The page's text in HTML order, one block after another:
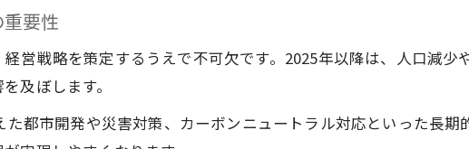
建設投資額推移グラフの使い方と分析視点
建設投資見通し2030年を見据えた準備の要点
要性
営戦略を策定するうえで不可欠です。2025年以降は、人口減少
及ぼします。
都市開発や災害対策、カーボンニュートラル対応といった長期